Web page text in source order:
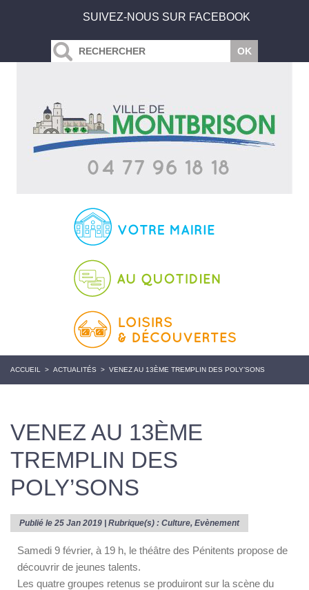
SUIVEZ-NOUS SUR FACEBOOK
ACCUEIL > ACTUALITÉS > VENEZ AU 13ÈME TREMPLIN DES POLY’SONS
VENEZ AU 13ÈME
TREMPLIN DES
POLY’SONS
Publié le 25 Jan 2019 | Rubrique(s) : Culture, Evènement
Samedi 9 février, à 19 h, le théâtre des Pénitents propose de
découvrir de jeunes talents.
Les quatre groupes retenus se produiront sur la scène du